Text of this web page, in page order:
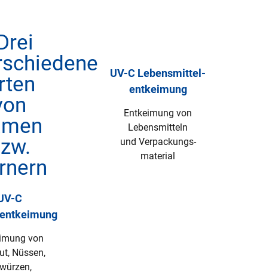
C
von
Nüssen,
UV-C Lebensmittel­
entkeimung
Entkeimung von
Lebensmitteln
und Verpackungs­
material